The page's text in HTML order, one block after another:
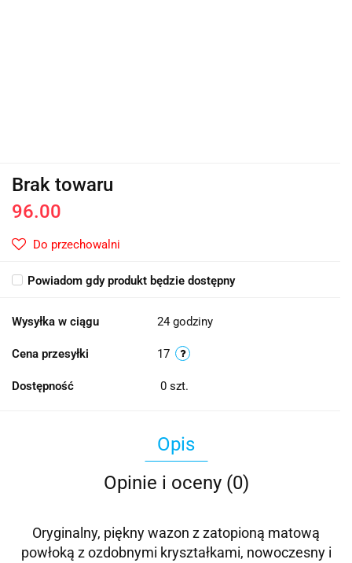
Brak towaru
96.00
Do przechowalni
Powiadom gdy produkt będzie dostępny
Wysyłka w ciągu 24 godziny
Cena przesyłki 17
Dostępność 0 szt.
Opis
Opinie i oceny (0)
Oryginalny, piękny wazon z zatopioną matową
powłoką z ozdobnymi kryształkami, nowoczesny i